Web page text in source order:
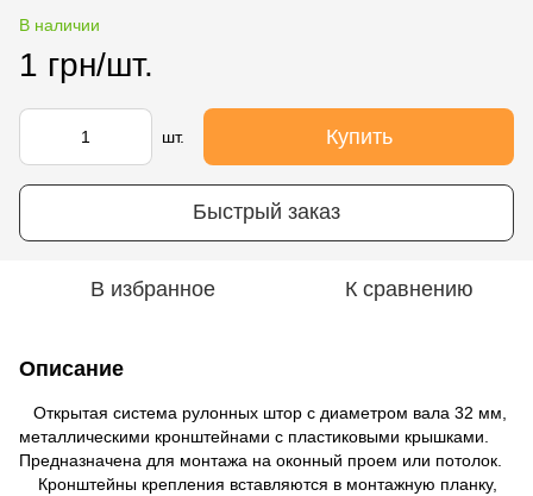
В наличии
1 грн/шт.
шт. Купить
Быстрый заказ
В избранное К сравнению
Описание
Открытая система рулонных штор с диаметром вала 32 мм,
металлическими кронштейнами с пластиковыми крышками.
Предназначена для монтажа на оконный проем или потолок.
Кронштейны крепления вставляются в монтажную планку,